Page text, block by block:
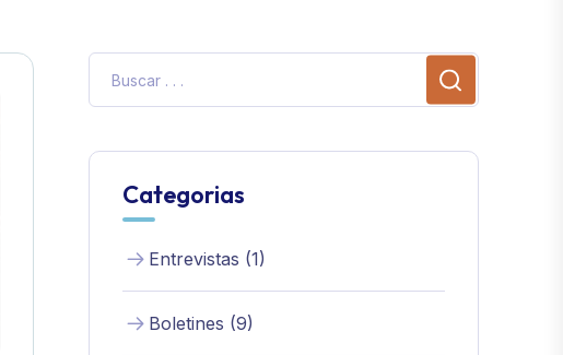
Categorias
Entrevistas (1)
Boletines (9)